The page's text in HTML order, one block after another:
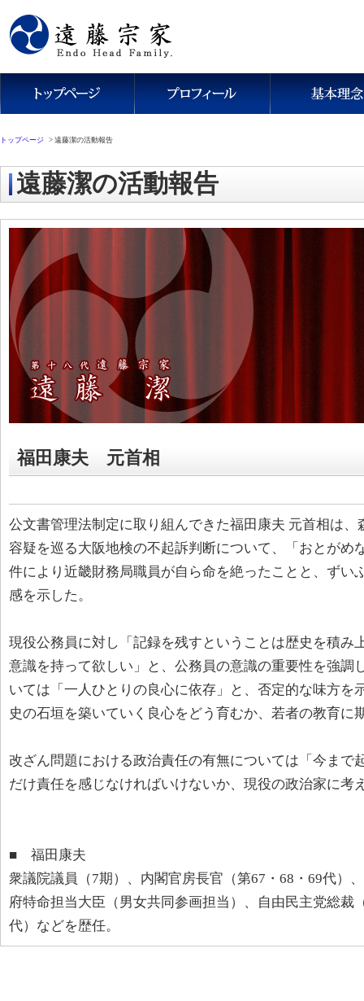
トップページ > 遠藤潔の活動報告
遠藤潔の活動報告
福田康夫 元首相
公文書管理法制定に取り組んできた福田康夫 元首相は
容疑を巡る大阪地検の不起訴判断について、「おとがめ
件により近畿財務局職員が自ら命を絶ったことと、ずい
感を示した。
現役公務員に対し「記録を残すということは歴史を積み
意識を持って欲しい」と、公務員の意識の重要性を強調
いては「一人ひとりの良心に依存」と、否定的な味方を
史の石垣を築いていく良心をどう育むか、若者の教育に
改ざん問題における政治責任の有無については「今まで
だけ責任を感じなければいけないか、現役の政治家に考
■ 福田康夫
衆議院議員（7期）、内閣官房長官（第67・68・69代）
府特命担当大臣（男女共同参画担当）、自由民主党総裁
代）などを歴任。